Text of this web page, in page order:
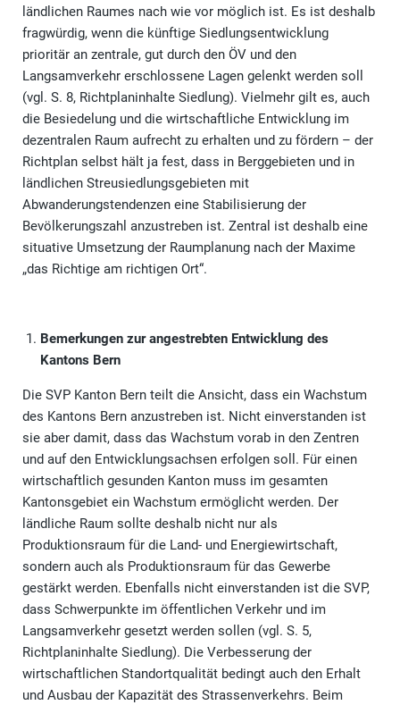
ländlichen Raumes nach wie vor möglich ist. Es ist deshalb
fragwürdig, wenn die künftige Siedlungsentwicklung
prioritär an zentrale, gut durch den ÖV und den
Langsamverkehr erschlossene Lagen gelenkt werden soll
(vgl. S. 8, Richtplaninhalte Siedlung). Vielmehr gilt es, auch
die Besiedelung und die wirtschaftliche Entwicklung im
dezentralen Raum aufrecht zu erhalten und zu fördern – der
Richtplan selbst hält ja fest, dass in Berggebieten und in
ländlichen Streusiedlungsgebieten mit
Abwanderungstendenzen eine Stabilisierung der
Bevölkerungszahl anzustreben ist. Zentral ist deshalb eine
situative Umsetzung der Raumplanung nach der Maxime
„das Richtige am richtigen Ort“.
Bemerkungen zur angestrebten Entwicklung des
Kantons Bern
Die SVP Kanton Bern teilt die Ansicht, dass ein Wachstum
des Kantons Bern anzustreben ist. Nicht einverstanden ist
sie aber damit, dass das Wachstum vorab in den Zentren
und auf den Entwicklungsachsen erfolgen soll. Für einen
wirtschaftlich gesunden Kanton muss im gesamten
Kantonsgebiet ein Wachstum ermöglicht werden. Der
ländliche Raum sollte deshalb nicht nur als
Produktionsraum für die Land- und Energiewirtschaft,
sondern auch als Produktionsraum für das Gewerbe
gestärkt werden. Ebenfalls nicht einverstanden ist die SVP,
dass Schwerpunkte im öffentlichen Verkehr und im
Langsamverkehr gesetzt werden sollen (vgl. S. 5,
Richtplaninhalte Siedlung). Die Verbesserung der
wirtschaftlichen Standortqualität bedingt auch den Erhalt
und Ausbau der Kapazität des Strassenverkehrs. Beim